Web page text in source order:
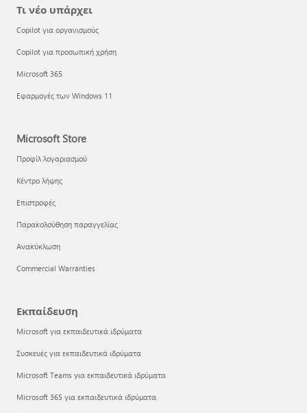
Τι νέο υπάρχει
Copilot για οργανισμούς
Copilot για προσωπική χρήση
Microsoft 365
Εφαρμογές των Windows 11
Microsoft Store
Προφίλ λογαριασμού
Κέντρο λήψης
Επιστροφές
Παρακολούθηση παραγγελίας
Ανακύκλωση
Commercial Warranties
Εκπαίδευση
Microsoft για εκπαιδευτικά ιδρύματα
Συσκευές για εκπαιδευτικά ιδρύματα
Microsoft Teams για εκπαιδευτικά ιδρύματα
Microsoft 365 για εκπαιδευτικά ιδρύματα